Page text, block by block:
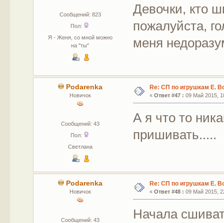
Сообщений: 823
Пол:
Я - Женя, со мной можно
на "ты"
Девочки, кто
пожалуйста,
меня
Podarenka
Новичок
Сообщений: 43
Пол:
Светлана
Re: СП по игрушкам Е.
« Ответ #47 : 09 Май 2015,
А я что то
пришивать.....
Podarenka
Новичок
Сообщений: 43
Re: СП по игрушкам Е.
« Ответ #48 : 09 Май 2015,
Начала